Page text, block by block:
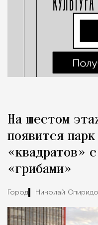
На шестом
появится
«квадратов»
«грибами»
Город Николай